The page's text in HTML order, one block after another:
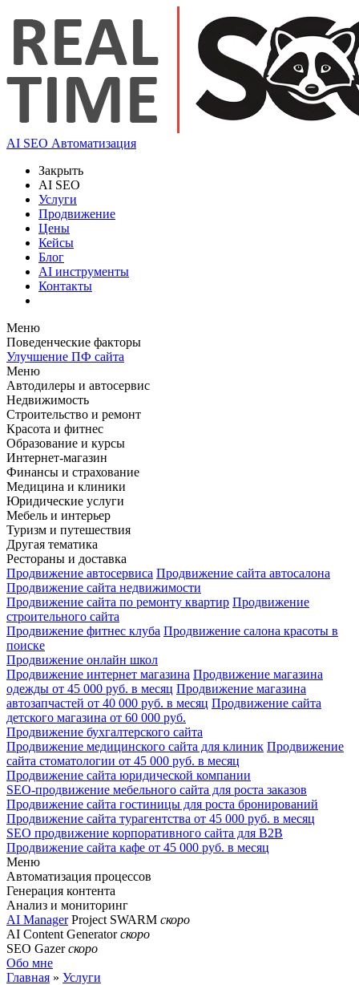
AI SEO Автоматизация
Закрыть
AI SEO
Услуги
Продвижение
Цены
Кейсы
Блог
AI инструменты
Контакты
Меню
Поведенческие факторы
Улучшение ПФ сайта
Меню
Автодилеры и автосервис
Недвижимость
Строительство и ремонт
Красота и фитнес
Образование и курсы
Интернет-магазин
Финансы и страхование
Медицина и клиники
Юридические услуги
Мебель и интерьер
Туризм и путешествия
Другая тематика
Рестораны и доставка
Продвижение автосервиса Продвижение сайта автосалона
Продвижение сайта недвижимости
Продвижение сайта по ремонту квартир Продвижение
строительного сайта
Продвижение фитнес клуба Продвижение салона красоты в
поиске
Продвижение онлайн школ
Продвижение интернет магазина Продвижение магазина
одежды от 45 000 руб. в месяц Продвижение магазина
автозапчастей от 40 000 руб. в месяц Продвижение сайта
детского магазина от 60 000 руб.
Продвижение бухгалтерского сайта
Продвижение медицинского сайта для клиник Продвижение
сайта стоматологии от 45 000 руб. в месяц
Продвижение сайта юридической компании
SEO-продвижение мебельного сайта для роста заказов
Продвижение сайта гостиницы для роста бронирований
Продвижение сайта турагентства от 45 000 руб. в месяц
SEO продвижение корпоративного сайта для B2B
Продвижение сайта кафе от 45 000 руб. в месяц
Меню
Автоматизация процессов
Генерация контента
Анализ и мониторинг
AI Manager Project SWARM скоро
AI Content Generatorскоро
SEO Gazerскоро
Обо мне
Главная » Услуги